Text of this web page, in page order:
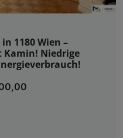
1180 Wien –
Niedrige